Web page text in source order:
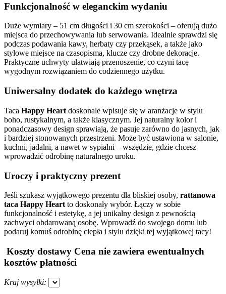
Funkcjonalność w eleganckim wydaniu
Duże wymiary – 51 cm długości i 30 cm szerokości – oferują dużo
miejsca do przechowywania lub serwowania. Idealnie sprawdzi się
podczas podawania kawy, herbaty czy przekąsek, a także jako
stylowe miejsce na czasopisma, klucze czy drobne dekoracje.
Praktyczne uchwyty ułatwiają przenoszenie, co czyni tacę
wygodnym rozwiązaniem do codziennego użytku.
Uniwersalny dodatek do każdego wnętrza
Taca Happy Heart doskonale wpisuje się w aranżacje w stylu
boho, rustykalnym, a także klasycznym. Jej naturalny kolor i
ponadczasowy design sprawiają, że pasuje zarówno do jasnych, jak
i bardziej stonowanych przestrzeni. Może być ustawiona w salonie,
kuchni, jadalni, a nawet w sypialni – wszędzie, gdzie chcesz
wprowadzić odrobinę naturalnego uroku.
Uroczy i praktyczny prezent
Jeśli szukasz wyjątkowego prezentu dla bliskiej osoby, rattanowa
taca Happy Heart to doskonały wybór. Łączy w sobie
funkcjonalność i estetykę, a jej unikalny design z pewnością
zachwyci obdarowaną osobę. Wprowadź do swojego domu lub
podaruj komuś odrobinę ciepła i stylu dzięki tej wyjątkowej tacy!
Koszty dostawy Cena nie zawiera ewentualnych
kosztów płatności
Kraj wysyłki: